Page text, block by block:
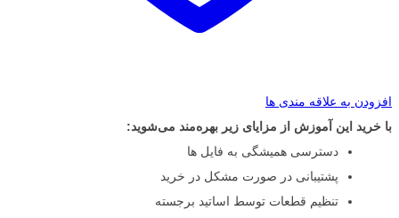
افزودن به علاقه مندی ها
با خرید این آموزش از مزایای زیر بهره‌مند می‌شوید:
دسترسی همیشگی به فایل ها
پشتیبانی در صورت مشکل در خرید
تنظیم قطعات توسط اساتید برجسته